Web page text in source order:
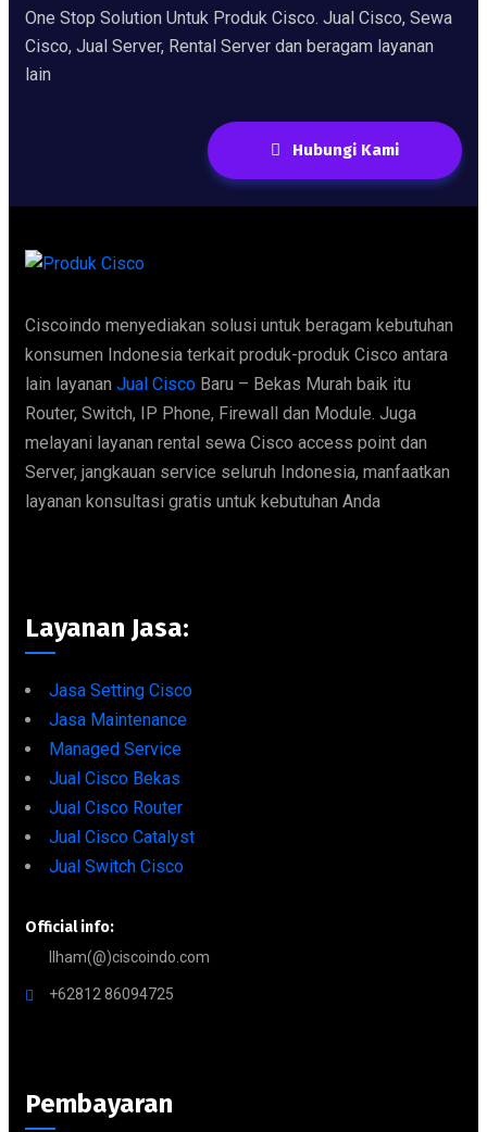
One Stop Solution Untuk Produk Cisco. Jual Cisco, Sewa
Cisco, Jual Server, Rental Server dan beragam layanan
lain
Hubungi Kami
Ciscoindo menyediakan solusi untuk beragam kebutuhan
konsumen Indonesia terkait produk-produk Cisco antara
lain layanan Jual Cisco Baru – Bekas Murah baik itu
Router, Switch, IP Phone, Firewall dan Module. Juga
melayani layanan rental sewa Cisco access point dan
Server, jangkauan service seluruh Indonesia, manfaatkan
layanan konsultasi gratis untuk kebutuhan Anda
Layanan Jasa:
Jasa Setting Cisco
Jasa Maintenance
Managed Service
Jual Cisco Bekas
Jual Cisco Router
Jual Cisco Catalyst
Jual Switch Cisco
Official info:
Ilham(@)ciscoindo.com
+62812 86094725
Pembayaran